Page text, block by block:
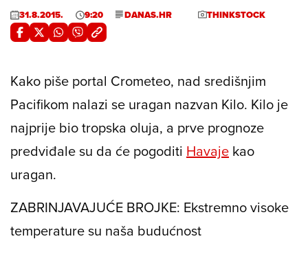
31.8.2015. 9:20 DANAS.HR THINKSTOCK
Kako piše portal Crometeo, nad središnjim
Pacifikom nalazi se uragan nazvan Kilo. Kilo je
najprije bio tropska oluja, a prve prognoze
predviđale su da će pogoditi Havaje kao
uragan.
ZABRINJAVAJUĆE BROJKE: Ekstremno visoke
temperature su naša budućnost